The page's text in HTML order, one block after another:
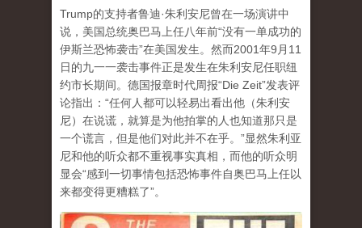
Trump的支持者鲁迪·朱利安尼曾在一场演讲中
说，美国总统奥巴马上任八年前“没有一单成功的
伊斯兰恐怖袭击”在美国发生。然而2001年9月11
日的九一一袭击事件正是发生在朱利安尼任职纽
约市长期间。德国报章时代周报“Die Zeit”发表评
论指出：“任何人都可以轻易出看出他（朱利安
尼）在说谎，就算是为他拍掌的人也知道那只是
一个谎言，但是他们对此并不在乎。”显然朱利亚
尼和他的听众都不重视事实真相，而他的听众明
显会“感到一切事情包括恐怖事件自奥巴马上任以
来都变得更糟糕了”。